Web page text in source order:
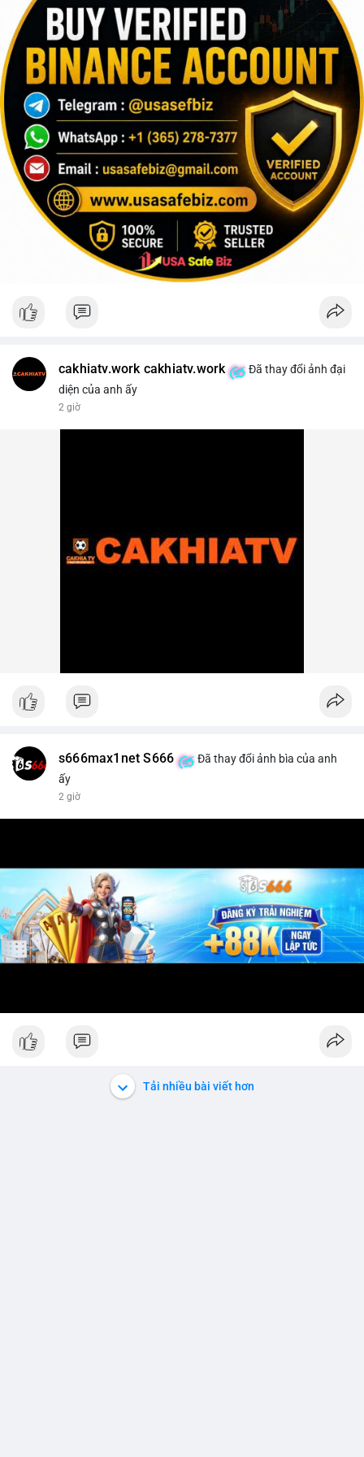
cakhiatv.work cakhiatv.work
Đã thay đổi ảnh đại
diện của anh ấy
2 giờ
s666max1net S666
Đã thay đổi ảnh bìa của anh
ấy
2 giờ
Tải nhiều bài viết hơn